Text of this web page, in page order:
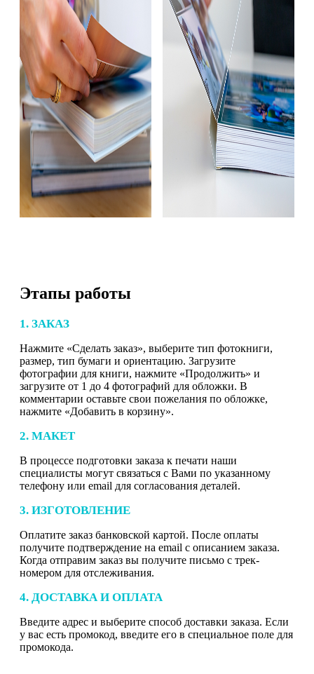
Этапы работы
1. ЗАКАЗ
Нажмите «Сделать заказ», выберите тип фотокниги,
размер, тип бумаги и ориентацию. Загрузите
фотографии для книги, нажмите «Продолжить» и
загрузите от 1 до 4 фотографий для обложки. В
комментарии оставьте свои пожелания по обложке,
нажмите «Добавить в корзину».
2. МАКЕТ
В процессе подготовки заказа к печати наши
специалисты могут связаться с Вами по указанному
телефону или email для согласования деталей.
3. ИЗГОТОВЛЕНИЕ
Оплатите заказ банковской картой. После оплаты
получите подтверждение на email с описанием заказа.
Когда отправим заказ вы получите письмо с трек-
номером для отслеживания.
4. ДОСТАВКА И ОПЛАТА
Введите адрес и выберите способ доставки заказа. Если
у вас есть промокод, введите его в специальное поле для
промокода.